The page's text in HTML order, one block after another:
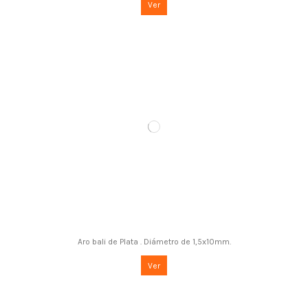
Ver
Aro bali de Plata . Diámetro de 1,5x10mm.
Ver